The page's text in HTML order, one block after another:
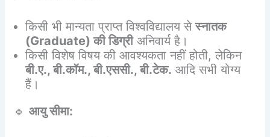
किसी भी मान्यता प्राप्त विश्वविद्यालय सेस्नातक
(Graduate) की डिग्रीअनिवार्य है।
किसी विशेष विषय की आवश्यकता नहीं होती, लेकिन
बी.ए., बी.कॉम., बी.एससी., बी.टेक. आदि सभी योग्य
हैं।
🔹आयु सीमा: